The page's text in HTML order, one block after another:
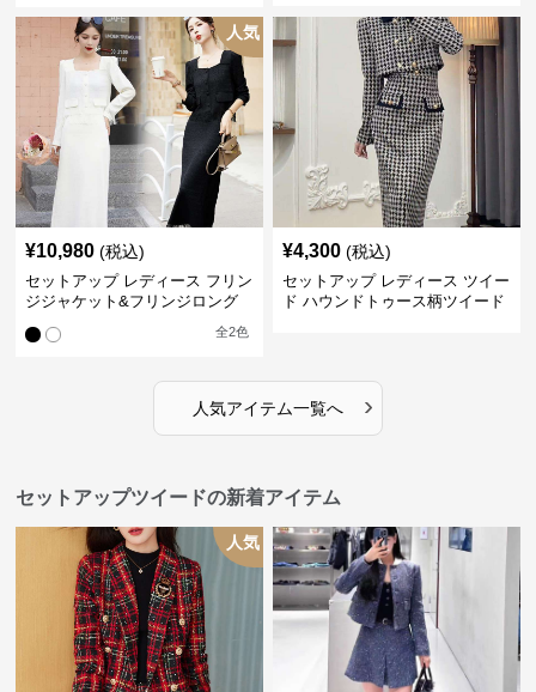
人気
¥10,980 (税込)
セットアップ レディース フリン
ジジャケット&フリンジロング
スカートツイードセットアップ
全2色
¥4,300 (税込)
セットアップ レディース ツイー
ド ハウンドトゥース柄ツイード
人気アイテム一覧へ ›
セットアップツイードの新着アイテム
人気